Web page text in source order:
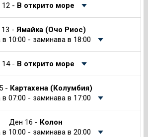
- В открито море
- Ямайка (Очо Риос)
в 10:00 - заминава в 18:00
- В открито море
- Картахена (Колумбия)
в 07:00 - заминава в 17:00
Ден 16 - Колон
в 10:00 - заминава в 20:00